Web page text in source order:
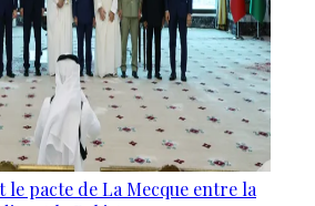
le pacte de La Mecque entre la